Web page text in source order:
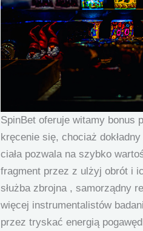
SpinBet oferuje witamy bonus
kręcenie się, chociaż
ciała pozwala na szybko
fragment przez z ulżyj obrót i
służba zbrojna , samorządny
więcej instrumentalistów
przez tryskać energią